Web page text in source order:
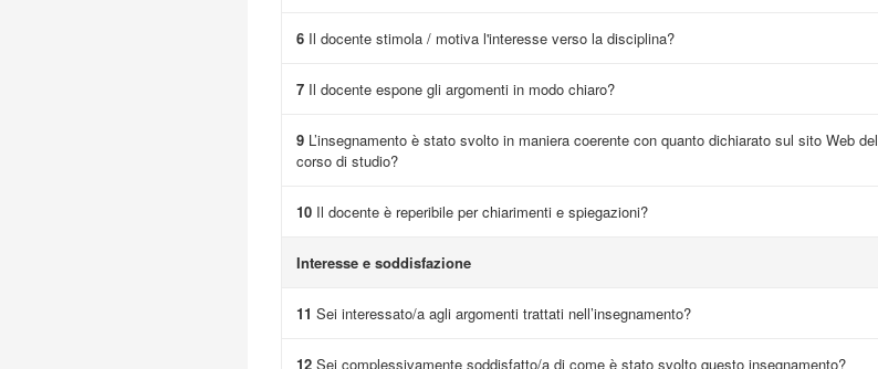
6 Il docente stimola / motiva l'interesse verso la disciplina?
7 Il docente espone gli argomenti in modo chiaro?
9 L’insegnamento è stato svolto in maniera coerente con quanto dichiarato sul sito Web del
corso di studio?
10 Il docente è reperibile per chiarimenti e spiegazioni?
Interesse e soddisfazione
11 Sei interessato/a agli argomenti trattati nell’insegnamento?
12 Sei complessivamente soddisfatto/a di come è stato svolto questo insegnamento?